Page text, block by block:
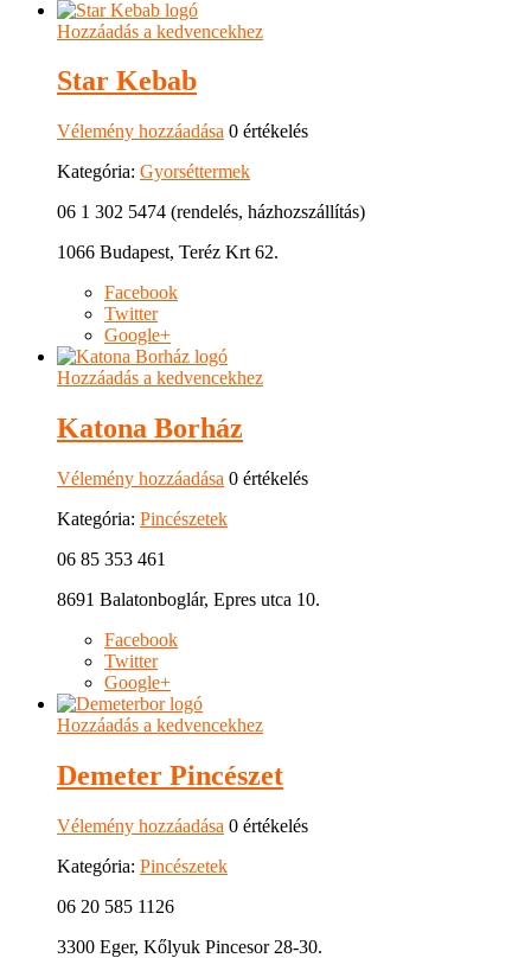
Hozzáadás a kedvencekhez
Star Kebab
Vélemény hozzáadása 0 értékelés
Kategória: Gyorséttermek
06 1 302 5474 (rendelés, házhozszállítás)
1066 Budapest, Teréz Krt 62.
Facebook
Twitter
Google+
Hozzáadás a kedvencekhez
Katona Borház
Vélemény hozzáadása 0 értékelés
Kategória: Pincészetek
06 85 353 461
8691 Balatonboglár, Epres utca 10.
Facebook
Twitter
Google+
Hozzáadás a kedvencekhez
Demeter Pincészet
Vélemény hozzáadása 0 értékelés
Kategória: Pincészetek
06 20 585 1126
3300 Eger, Kőlyuk Pincesor 28-30.